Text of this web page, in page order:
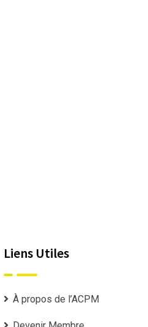
Liens Utiles
À propos de l’ACPM